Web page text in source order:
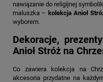
nawiązanie do religijnej
maluszka – kolekcja Anioł
wyborem.
Dekoracje,
Anioł Stróż na
Co zawiera kolekcja na
akcesoria przydatne na